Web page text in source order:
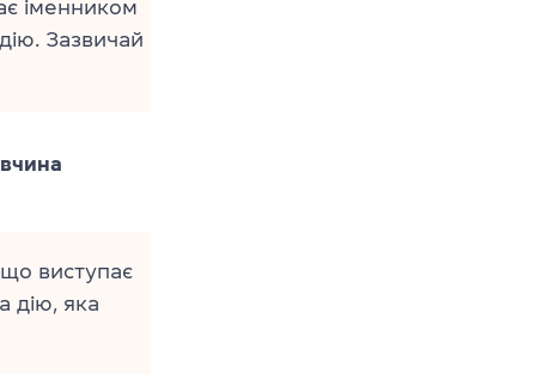
іменником
Зазвичай
виступає
дію, яка